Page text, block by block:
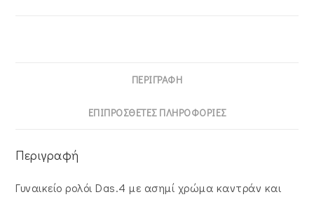
ΠΕΡΙΓΡΑΦΉ
ΕΠΙΠΡΌΣΘΕΤΕΣ ΠΛΗΡΟΦΟΡΊΕΣ
Περιγραφή
Γυναικείο ρολόι Das.4 με ασημί χρώμα καντράν και